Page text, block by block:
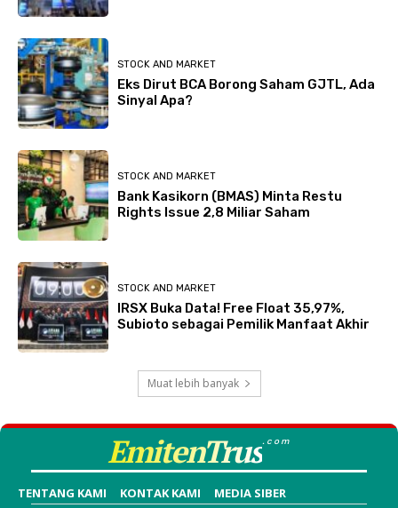
STOCK AND MARKET
Eks Dirut BCA Borong Saham GJTL, Ada
Sinyal Apa?
STOCK AND MARKET
Bank Kasikorn (BMAS) Minta Restu
Rights Issue 2,8 Miliar Saham
STOCK AND MARKET
IRSX Buka Data! Free Float 35,97%,
Subioto sebagai Pemilik Manfaat Akhir
Muat lebih banyak
EmitenTrus.com
TENTANG KAMI KONTAK KAMI MEDIA SIBER